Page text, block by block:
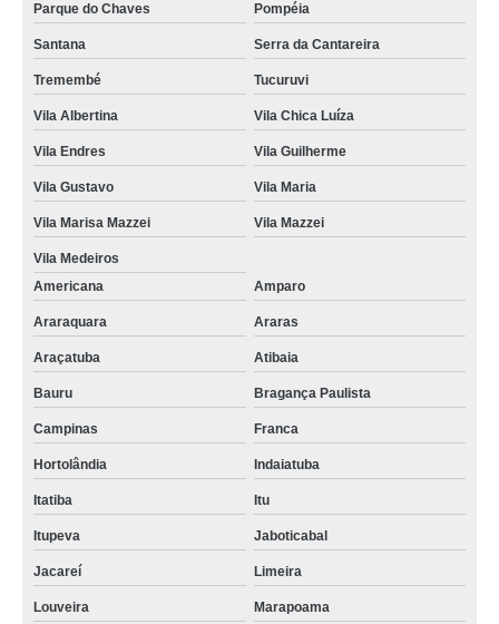
Parque do Chaves Pompéia
Santana Serra da Cantareira
Tremembé Tucuruvi
Vila Albertina Vila Chica Luíza
Vila Endres Vila Guilherme
Vila Gustavo Vila Maria
Vila Marisa Mazzei Vila Mazzei
Vila Medeiros
Americana
Amparo
Araraquara Araras
Araçatuba Atibaia
Bauru Bragança Paulista
Campinas Franca
Hortolândia Indaiatuba
Itatiba Itu
Itupeva Jaboticabal
Jacareí Limeira
Louveira Marapoama